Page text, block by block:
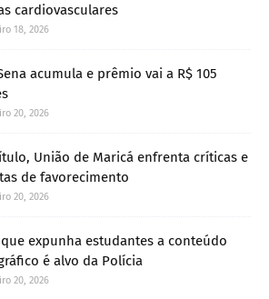
cardiovasculares
18, 2026
acumula e prêmio vai a R$ 105
20, 2026
União de Maricá enfrenta críticas e
de favorecimento
20, 2026
expunha estudantes a conteúdo
é alvo da Polícia
20, 2026